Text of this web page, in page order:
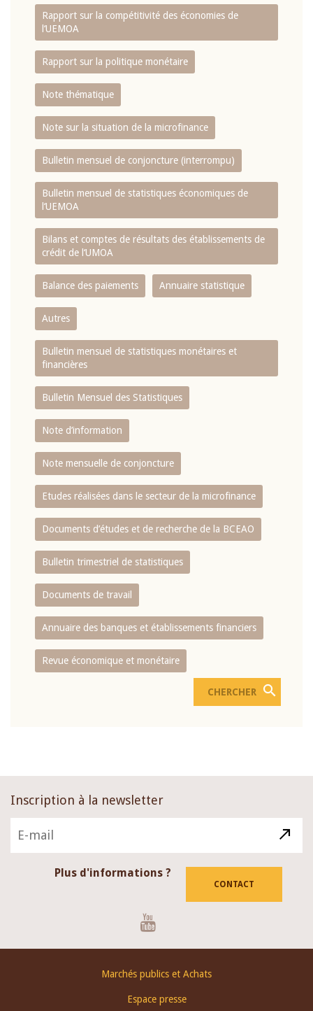
Rapport sur la compétitivité des économies de
l‘UEMOA
Rapport sur la politique monétaire
Note thématique
Note sur la situation de la microfinance
Bulletin mensuel de conjoncture (interrompu)
Bulletin mensuel de statistiques économiques de
l‘UEMOA
Bilans et comptes de résultats des établissements de
crédit de l‘UMOA
Balance des paiements Annuaire statistique
Autres
Bulletin mensuel de statistiques monétaires et
financières
Bulletin Mensuel des Statistiques
Note d’information
Note mensuelle de conjoncture
Etudes réalisées dans le secteur de la microfinance
Documents d’études et de recherche de la BCEAO
Bulletin trimestriel de statistiques
Documents de travail
Annuaire des banques et établissements financiers
Revue économique et monétaire
Inscription à la newsletter
Plus d'informations ?
CONTACT
Marchés publics et Achats
Espace presse